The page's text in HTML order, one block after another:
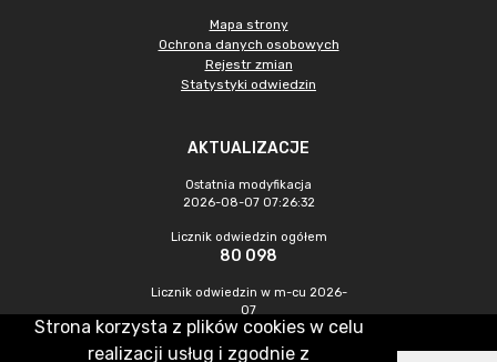
Mapa strony
Ochrona danych osobowych
Rejestr zmian
Statystyki odwiedzin
AKTUALIZACJE
Ostatnia modyfikacja
2026-08-07 07:26:32
Licznik odwiedzin ogółem
80 098
Licznik odwiedzin w m-cu 2026-
07
216
Strona korzysta z plików cookies w celu
realizacji usług i zgodnie z